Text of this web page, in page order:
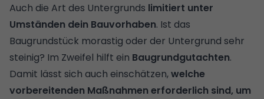
Auch die Art des Untergrunds limitiert unter
Umständen dein Bauvorhaben. Ist das
Baugrundstück morastig oder der Untergrund sehr
steinig? Im Zweifel hilft ein Baugrundgutachten.
Damit lässt sich auch einschätzen,welche
vorbereitenden Maßnahmen erforderlich sind, um